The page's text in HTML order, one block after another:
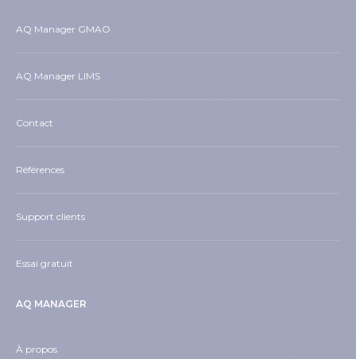
AQ Manager GMAO
AQ Manager LIMS
Contact
Références
Support clients
Essai gratuit
AQ MANAGER
À propos